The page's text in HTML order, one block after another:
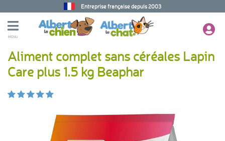
Entreprise française depuis 2003
MENU
Aliment complet sans céréales Lapin
Care plus 1.5 kg Beaphar